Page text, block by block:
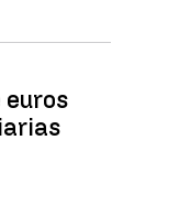
euros